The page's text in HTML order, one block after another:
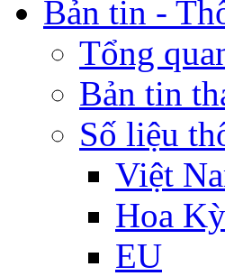
Bản tin -
Tổng
Bản tin
Số liệu
Việt
Hoa Kỳ
EU